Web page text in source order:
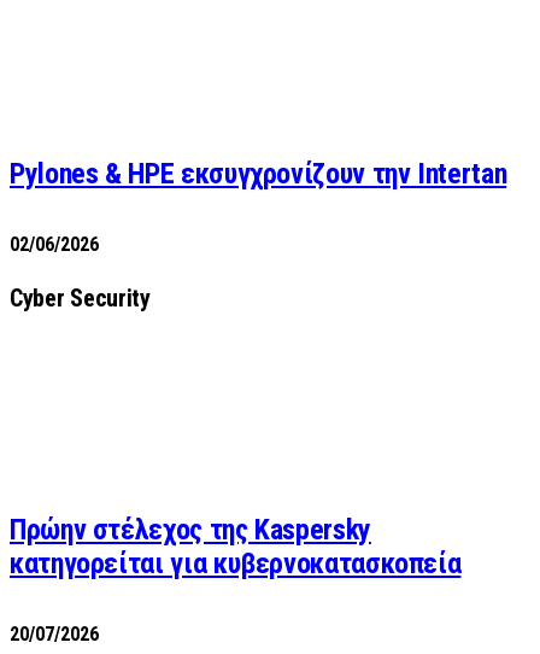
Pylones & HPE εκσυγχρονίζουν την Intertan
02/06/2026
Cyber Security
Πρώην στέλεχος της Kaspersky
κατηγορείται για κυβερνοκατασκοπεία
20/07/2026